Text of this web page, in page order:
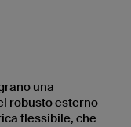
una
robusto esterno
flessibile, che